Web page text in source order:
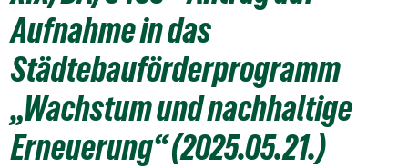
Aufnahme in das
Städtebauförderprogramm
„Wachstum und nachhaltige
Erneuerung“ (2025.05.21.)